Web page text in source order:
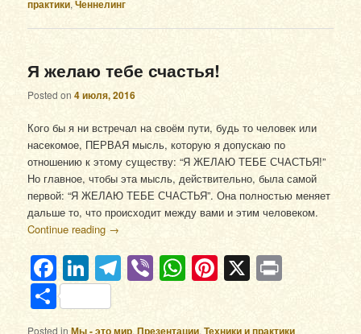
практики,Ченнелинг
Я желаю тебе счастья!
Posted on4 июля, 2016
Кого бы я ни встречал на своём пути, будь то человек или
насекомое, ПЕРВАЯ мысль, которую я допускаю по
отношению к этому существу: “Я ЖЕЛАЮ ТЕБЕ СЧАСТЬЯ!”
Но главное, чтобы эта мысль, действительно, была самой
первой: “Я ЖЕЛАЮ ТЕБЕ СЧАСТЬЯ”. Она полностью меняет
дальше то, что происходит между вами и этим человеком.
Continue reading →
Facebook
LinkedIn
Telegram
ViberWhatsApp
Pinterest
X
Отправить
Posted in Мы - это мир,Презентации,Техники и практики